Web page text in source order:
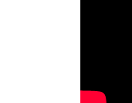
của...